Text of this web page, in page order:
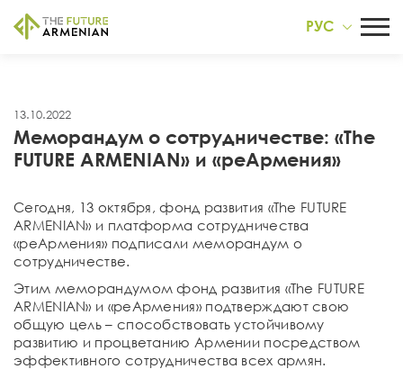
РУС
13.10.2022
Меморандум о сотрудничестве: «The
FUTURE ARMENIAN» и «реАрмения»
Сегодня, 13 октября, фонд развития «The FUTURE
ARMENIAN» и платформа сотрудничества
«реАрмения» подписали меморандум о
сотрудничестве.
Этим меморандумом фонд развития «The FUTURE
ARMENIAN» и «реАрмения» подтверждают свою
общую цель – способствовать устойчивому
развитию и процветанию Армении посредством
эффективного сотрудничества всех армян.